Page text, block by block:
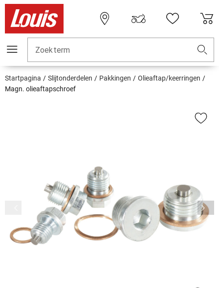
Zoekterm
Startpagina Slijtonderdelen Pakkingen
Olieaftap/keerringen
Magn. olieaftapschroef